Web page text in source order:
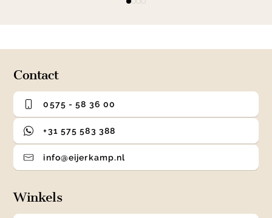
Contact
0575 - 58 36 00
+31 575 583 388
info@eijerkamp.nl
Winkels